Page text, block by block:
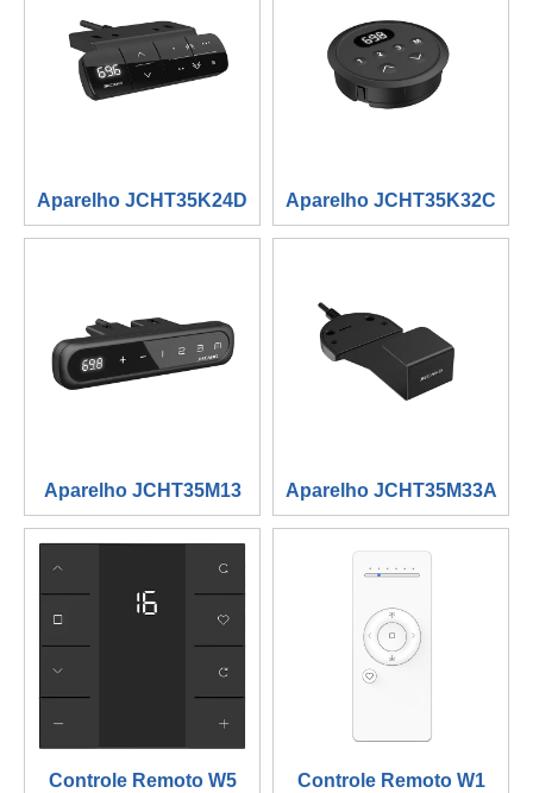
Aparelho JCHT35K24D Aparelho JCHT35K32C
Aparelho JCHT35M13 Aparelho JCHT35M33A
Controle Remoto W5 Controle Remoto W1